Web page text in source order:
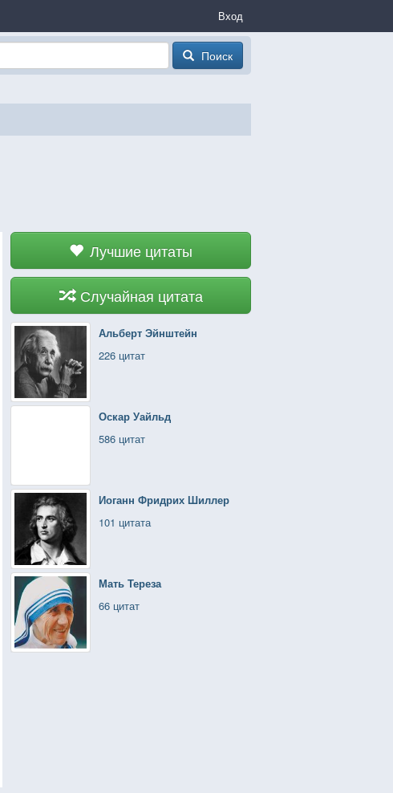
Вход
Поиск
Лучшие цитаты
Случайная цитата
Альберт Эйнштейн
226 цитат
Оскар Уайльд
586 цитат
Иоганн Фридрих Шиллер
101 цитата
Мать Тереза
66 цитат